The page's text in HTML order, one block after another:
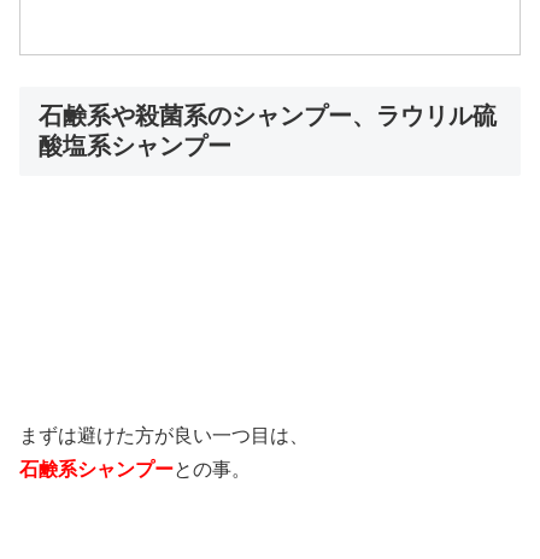
石鹸系や殺菌系のシャンプー、ラウリル硫
酸塩系シャンプー
まずは避けた方が良い一つ目は、
石鹸系シャンプーとの事。